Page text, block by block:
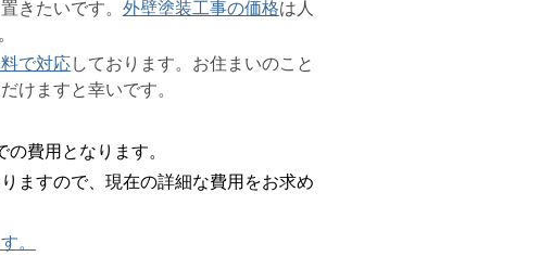
きたいです。 外壁塗装工事の価格は人
で対応しております。お住まいのこと
けますと幸いです。
費用となります。
ますので、現在の詳細な費用をお求め
。